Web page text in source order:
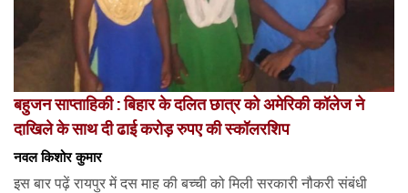
बहुजन साप्ताहिकी : बिहार के दलित छात्र को अमेरिकी कॉलेज ने
दाखिले के साथ दी ढाई करोड़ रुपए की स्कॉलरशिप
नवल किशोर कुमार
इस बार पढ़ें रायपुर में दस माह की बच्ची को मिली सरकारी नौकरी संबंधी